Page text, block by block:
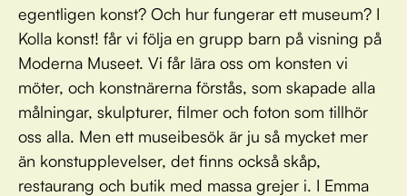
egentligen konst? Och hur fungerar ett museum? I
Kolla konst! får vi följa en grupp barn på visning på
Moderna Museet. Vi får lära oss om konsten vi
möter, och konstnärerna förstås, som skapade alla
målningar, skulpturer, filmer och foton som tillhör
oss alla. Men ett museibesök är ju så mycket mer
än konstupplevelser, det finns också skåp,
restaurang och butik med massa grejer i. I Emma